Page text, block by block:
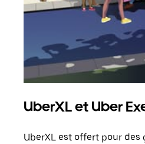
UberXL et Uber
UberXL est offert pour des